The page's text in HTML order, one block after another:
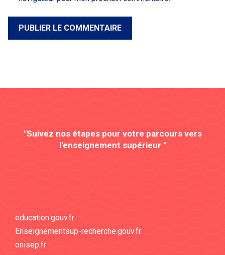
"Suivez nos étapes pour votre parcours vers
l'enseignement supérieur "
education.gouv.fr
Enseignementsup-recherche.gouv.fr
onisep.fr